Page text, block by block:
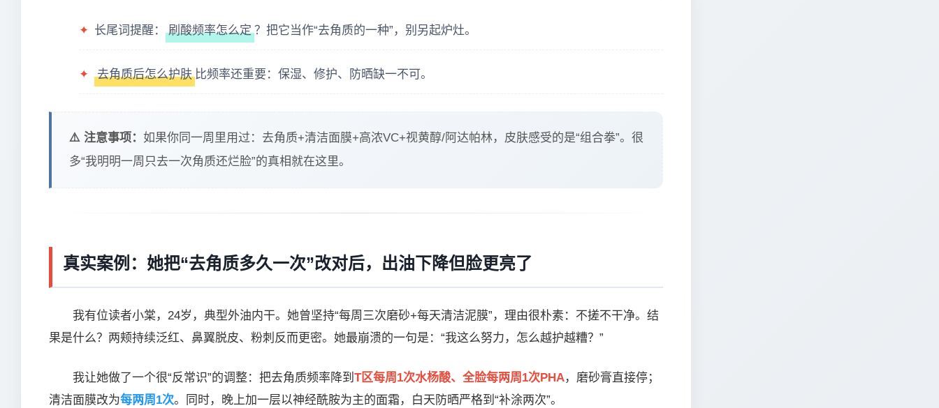
✦ 长尾词提醒： 刷酸频率怎么定 ？把它当作“去角质的一种”，别另起炉灶。
✦ 去角质后怎么护肤 比频率还重要：保湿、修护、防晒缺一不可。
⚠️ 注意事项： 如果你同一周里用过：去角质+清洁面膜+高浓VC+视黄醇/阿达帕林，皮肤感受的是“组合拳”。很
多“我明明一周只去一次角质还烂脸”的真相就在这里。
真实案例：她把“去角质多久一次”改对后，出油下降但脸更亮了
我有位读者小棠，24岁，典型外油内干。她曾坚持“每周三次磨砂+每天清洁泥膜”，理由很朴素：不搓不干净。结
果是什么？两颊持续泛红、鼻翼脱皮、粉刺反而更密。她最崩溃的一句是：“我这么努力，怎么越护越糟？”
我让她做了一个很“反常识”的调整：把去角质频率降到 T区每周1次水杨酸、全脸每两周1次PHA，磨砂膏直接停；
清洁面膜改为每两周1次。同时，晚上加一层以神经酰胺为主的面霜，白天防晒严格到“补涂两次”。